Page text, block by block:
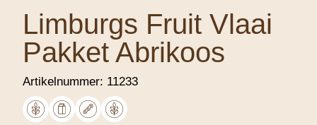
Limburgs Fruit Vlaai
Pakket Abrikoos
Artikelnummer: 11233